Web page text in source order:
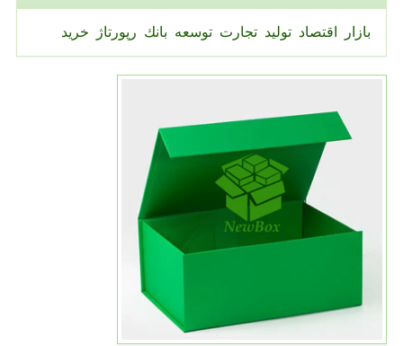
بازار اقتصاد تولید تجارت توسعه بانك رپورتاژ خرید